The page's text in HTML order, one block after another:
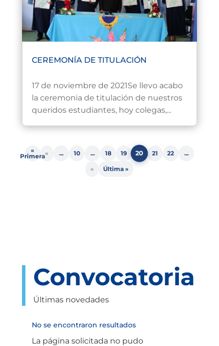
CEREMONÍA DE TITULACIÓN
17 de noviembre de 2021Se llevo acabo
la ceremonia de titulación de nuestros
queridos estudiantes, hoy colegas,...
«
Primera« ... 10 ... 18 19 20 21 22 ...
» Última »
Convocatoria
Últimas novedades
No se encontraron resultados
La página solicitada no pudo